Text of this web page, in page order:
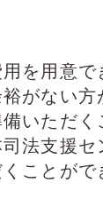
を用意で
がない
いただ
法支援
くことが